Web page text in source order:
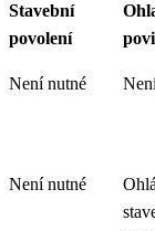
Stavební
povolení
Není nutné
Není nutné